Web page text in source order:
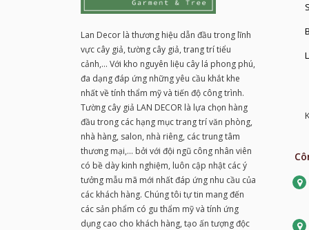
Lan Decor là thương hiệu dẫn đầu trong lĩnh
vực cây giả, tường cây giả, trang trí tiểu
cảnh,... Với kho nguyên liệu cây lá phong phú,
đa dạng đáp ứng những yêu cầu khắt khe
nhất về tính thẩm mỹ và tiến độ công trình.
Tường cây giả LAN DECOR là lựa chọn hàng
đầu trong các hạng mục trang trí văn phòng,
nhà hàng, salon, nhà riêng, các trung tâm
thương mại,... bởi với đội ngũ công nhân viên
có bề dày kinh nghiệm, luôn cập nhật các ý
tưởng mẫu mã mới nhất đáp ứng nhu cầu của
các khách hàng. Chúng tôi tự tin mang đến
các sản phẩm có gu thẩm mỹ và tính ứng
dụng cao cho khách hàng, tạo ấn tượng độc